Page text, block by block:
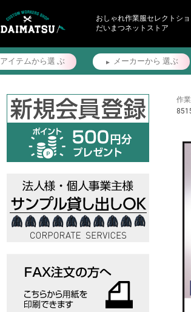
おしゃれ作業服セレクトシ
だいまつネットストア
アイテムから選 ぶ メーカーから 選ぶ
作